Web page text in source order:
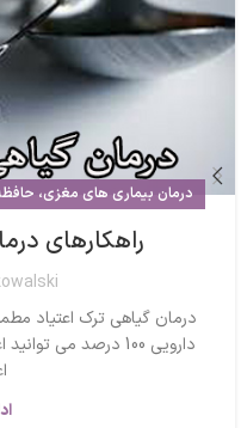
درمان بیماری های مغزی،
راهکارهای
درمان گیاهی ترک اعتیاد
دارویی 100 درصد می